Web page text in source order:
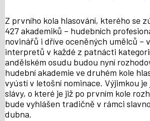
Z prvního kola hlasování, kterého se
427 akademiků – hudebních
novinářů i dříve oceněných umělců –
interpretů v každé z patnácti
andělském osudu budou nyní
hudební akademie ve druhém kole
vyústí v letošní nominace. Výjimkou je
slávy, o které je již po prvním kole
bude vyhlášen tradičně v rámci
dubna.